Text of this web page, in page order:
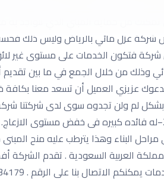
شركة عزل مائي بالرياض وليس ذلك
فتكون الخدمات على مستوى غير لائق
وذلك من خلال الجمع في ما بين
ندعوك عزيزي العميل أن تسعد معنا
لم ولن تجدوه سوى لدى شركتنا
البناء وهذا يترطب عليه منح
العربية السعودية . تقدم